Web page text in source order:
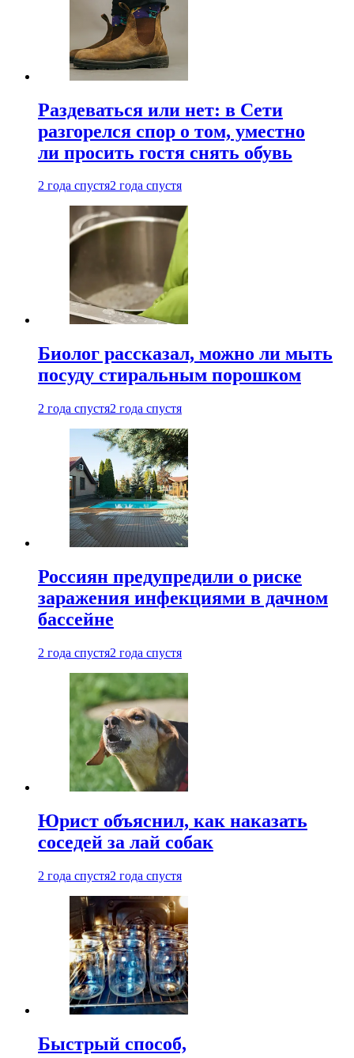
Раздеваться или нет: в Сети
разгорелся спор о том, уместно
ли просить гостя снять обувь
2 года спустя2 года спустя
Биолог рассказал, можно ли мыть
посуду стиральным порошком
2 года спустя2 года спустя
Россиян предупредили о риске
заражения инфекциями в дачном
бассейне
2 года спустя2 года спустя
Юрист объяснил, как наказать
соседей за лай собак
2 года спустя2 года спустя
Быстрый способ,